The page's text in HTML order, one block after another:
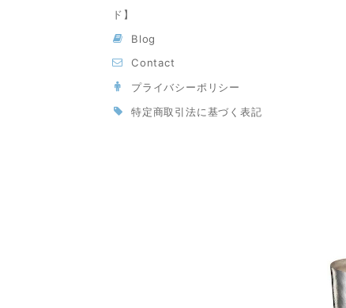
ド】
Blog
Contact
プライバシーポリシー
特定商取引法に基づく表記